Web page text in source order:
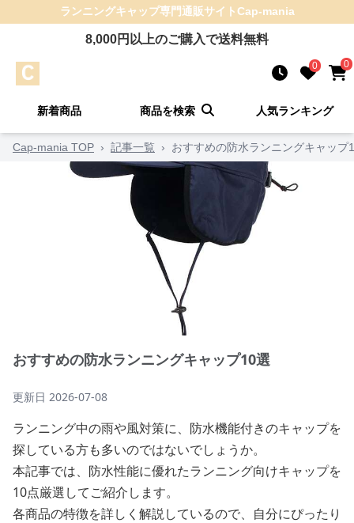
ランニングキャップ専門通販サイトCap-mania
8,000円以上のご購入で送料無料
0 0
新着商品 商品を検索 人気ランキング
Cap-mania TOP › 記事一覧 › おすすめの防水ランニングキャップ
おすすめの防水ランニングキャップ10選
更新日 2026-07-08
ランニング中の雨や風対策に、防水機能付きのキャップを
探している方も多いのではないでしょうか。
本記事では、防水性能に優れたランニング向けキャップを
10点厳選してご紹介します。
各商品の特徴を詳しく解説しているので、自分にぴったり